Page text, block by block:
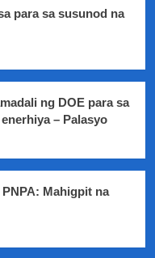
para sa susunod na
ng DOE para sa
– Palasyo
Mahigpit na